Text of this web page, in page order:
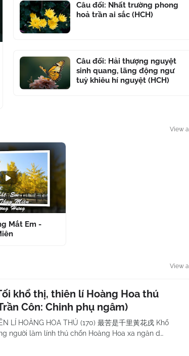
Câu đối: Nhất trường phong
hoả trần ai sắc (HCH)
Câu đối: Hải thượng nguyệt
sinh quang, lãng động ngư
tuỳ khiêu hí nguyệt (HCH)
View all
Mắt Em -
View all
khổ thị, thiên lí Hoàng Hoa thú
Côn: Chinh phụ ngâm)
LÍ HOÀNG HOA THÚ (170) 最苦是千里黃花戌 Khổ
người làm lính thú chốn Hoàng Hoa xa ngàn d…